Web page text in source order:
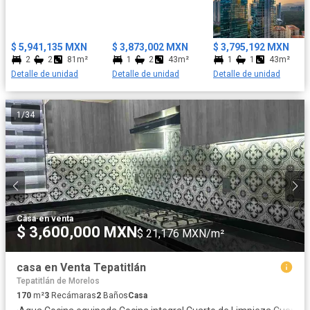
Amenidades: Sala lounge Asadores Gym Cafetería Zona Pet
Amenidades Asador Caseta de vigilancia CCTV Elevador
Estacionamiento Gimnasio Recámara con closet Salón uso
múltiple Seguridad Terraza Cerca de: Avenida Centros
$ 5,941,135 MXN
2 2
81m²
Detalle de unidad
$ 3,873,002 MXN
1 2
43m²
Detalle de unidad
$ 3,795,192 MXN
1 1
43m²
Detalle de unidad
1/34
Casa·en venta
$ 3,600,000 MXN$ 21,176 MXN/m²
casa en Venta Tepatitlán
Tepatitlán de Morelos
170 m²3 Recámaras2 BañosCasa